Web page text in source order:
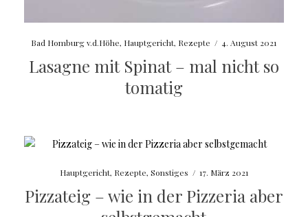
Bad Homburg v.d.Höhe, Hauptgericht, Rezepte / 4. August 2021
Lasagne mit Spinat – mal nicht so
tomatig
Hauptgericht, Rezepte, Sonstiges / 17. März 2021
Pizzateig – wie in der Pizzeria aber